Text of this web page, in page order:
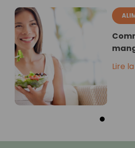
Lire